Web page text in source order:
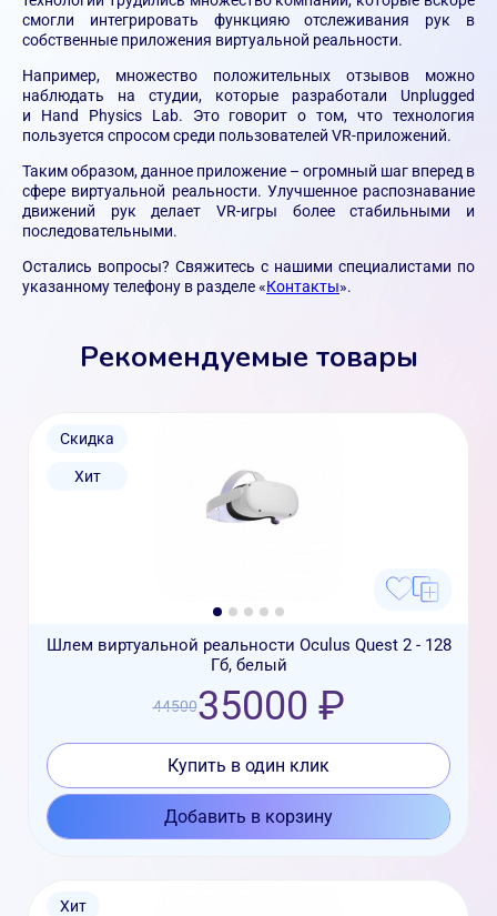
смогли интегрировать функцияю отслеживания рук в
собственные приложения виртуальной реальности.
Например, множество положительных отзывов можно
наблюдать на студии, которые разработали Unplugged
и Hand Physics Lab. Это говорит о том, что технология
пользуется спросом среди пользователей VR-приложений.
Таким образом, данное приложение – огромный шаг вперед в
сфере виртуальной реальности. Улучшенное распознавание
движений рук делает VR-игры более стабильными и
последовательными.
Остались вопросы? Свяжитесь с нашими специалистами по
указанному телефону в разделе «Контакты».
Рекомендуемые товары
Скидка
Хит
Шлем виртуальной реальности Oculus Quest 2 - 128
Гб, белый
4450035000 ₽
Купить в один клик
Добавить в корзину
Хит